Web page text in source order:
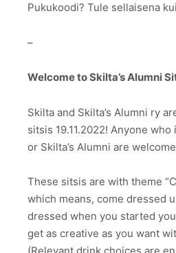
Pukukoodi? Tule sellaisena
–
Welcome to Skilta’s Alumni
Skilta and Skilta’s Alumni ry
sitsis 19.11.2022! Anyone
or Skilta’s Alumni are
These sitsis are with theme
which means, come dressed
dressed when you started
get as creative as you want